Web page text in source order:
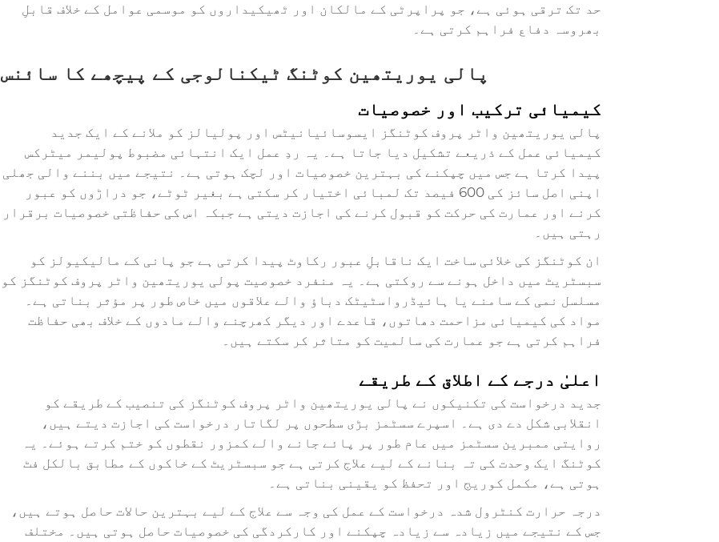
حد تک ترقی ہوئی ہے، جو پراپرٹی کے مالکان اور ٹھیکیداروں کو موسمی عوامل کے خلاف قابلِ
بھروسہ دفاع فراہم کرتی ہے۔
پالی یوریتھین کوٹنگ ٹیکنالوجی کے پیچھے کا سائنس
کیمیائی ترکیب اور خصوصیات
پالی یوریتھین واٹر پروف کوٹنگز
ایسوسائیانیٹس اور پولیالز کو ملانے کے ایک جدید
کیمیائی عمل کے ذریعے تشکیل دیا جاتا ہے۔ یہ ردِ عمل ایک انتہائی مضبوط پولیمر میٹرکس
پیدا کرتا ہے جس میں چپکنے کی بہترین خصوصیات اور لچک ہوتی ہے۔ نتیجے میں بننے والی جھلی
اپنی اصل سائز کی 600 فیصد تک لمبائی اختیار کر سکتی ہے بغیر ٹوٹے، جو دراڑوں کو عبور
کرنے اور عمارت کی حرکت کو قبول کرنے کی اجازت دیتی ہے جبکہ اس کی حفاظتی خصوصیات برقرار
رہتی ہیں۔
ان کوٹنگز کی خلائی ساخت ایک ناقابلِ عبور رکاوٹ پیدا کرتی ہے جو پانی کے مالیکیولز کو
سبسٹریٹ میں داخل ہونے سے روکتی ہے۔ یہ منفرد خصوصیت پولی یوریتھین واٹر پروف کوٹنگز کو
مسلسل نمی کے سامنے یا ہائیڈرواسٹیٹک دباؤ والے علاقوں میں خاص طور پر مؤثر بناتی ہے۔
مواد کی کیمیائی مزاحمت دھاتوں، قاعدے اور دیگر کھرچنے والے مادوں کے خلاف بھی حفاظت
فراہم کرتی ہے جو عمارت کی سالمیت کو متاثر کر سکتے ہیں۔
اعلیٰ درجے کے اطلاق کے طریقے
جدید درخواست کی تکنیکوں نے پالی يوریتھین واٹر پروف کوٹنگز کی تنصیب کے طریقے کو
انقلابی شکل دے دی ہے۔ اسپرے سسٹمز بڑی سطحوں پر لگاتار درخواست کی اجازت دیتے ہیں،
روایتی ممبرین سسٹمز میں عام طور پر پائے جانے والے کمزور نقطوں کو ختم کرتے ہوئے۔ یہ
کوٹنگ ایک وحدت کی تہ بنانے کے لیے علاج کرتی ہے جو سبسٹریٹ کے خاکوں کے مطابق بالکل فٹ
ہوتی ہے، مکمل کوریج اور تحفظ کو یقینی بناتی ہے۔
درجہ حرارت کنٹرول شدہ درخواست کے عمل کی وجہ سے علاج کے لیے بہترین حالات حاصل ہوتے ہیں،
جس کے نتیجے میں زیادہ سے زیادہ چپکنے اور کارکردگی کی خصوصیات حاصل ہوتی ہیں۔ مختلف